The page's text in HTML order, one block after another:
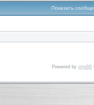
Показать
Powered by phpBB